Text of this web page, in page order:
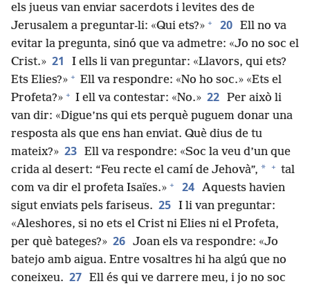
els jueus van enviar sacerdots i levites des de
Jerusalem a preguntar-li: «Qui ets?» + 20 Ell no va
evitar la pregunta, sinó que va admetre: «Jo no soc el
Crist.» 21
I ells li van preguntar: «Llavors, qui ets?
Ets Elies?» + Ell va respondre: «No ho soc.» «Ets el
Profeta?» + I ell va contestar: «No.» 22 Per això li
van dir: «Digue’ns qui ets perquè puguem donar una
resposta als que ens han enviat. Què dius de tu
mateix?» 23 Ell va respondre: «Soc la veu d’un que
crida al desert: “Feu recte el camí de Jehovà”, * + tal
com va dir el profeta Isaïes.» + 24 Aquests havien
sigut enviats pels fariseus. 25 I li van preguntar:
«Aleshores, si no ets el Crist ni Elies ni el Profeta,
per què bateges?» 26 Joan els va respondre: «Jo
batejo amb aigua. Entre vosaltres hi ha algú que no
coneixeu. 27 Ell és qui ve darrere meu, i jo no soc